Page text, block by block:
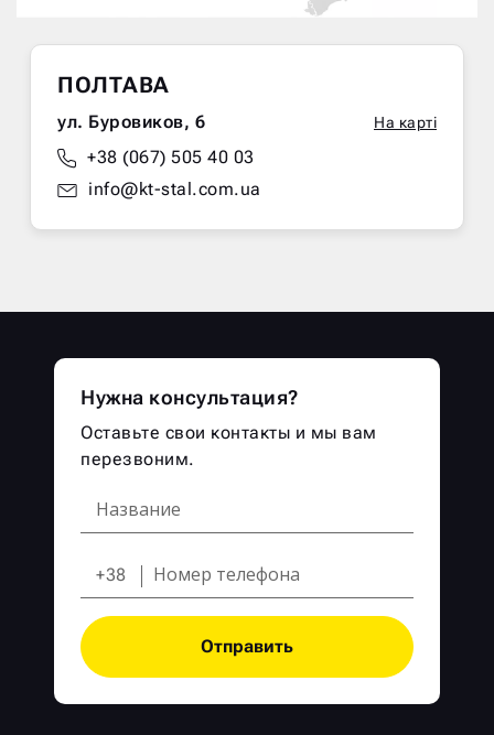
ПОЛТАВА
ул. Буровиков, 6 На карті
+38 (067) 505 40 03
info@kt-stal.com.ua
Нужна консультация?
Оставьте свои контакты и мы вам
перезвоним.
+38
Отправить